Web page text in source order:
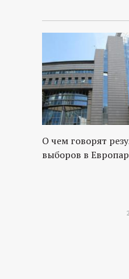
О чем говорят
выборов в